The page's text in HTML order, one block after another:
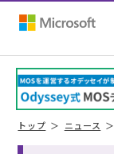
トップ ニュース